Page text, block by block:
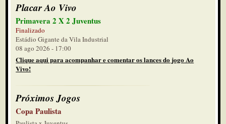
Placar Ao Vivo
Primavera 2 X 2 Juventus
Finalizado
Estádio Gigante da Vila Industrial
08 ago 2026 - 17:00
Clique aqui para acompanhar e comentar os lances do jogo Ao
Vivo!
Próximos Jogos
Copa Paulista